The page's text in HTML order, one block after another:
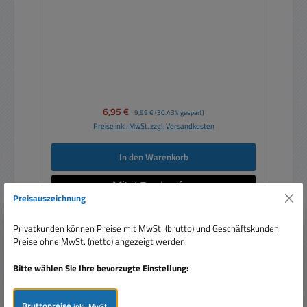
Verkaufspreis:
6,95 € Regulärer Preis:
9,99 € (30.43% gespart)
Preise inkl. MwSt. zzgl. Versandkosten
In den Warenkorb
Nur 3 auf Lager!
%Rabatt
Preisauszeichnung
Privatkunden können Preise mit MwSt. (brutto) und Geschäftskunden
Preise ohne MwSt. (netto) angezeigt werden.
Bitte wählen Sie Ihre bevorzugte Einstellung: